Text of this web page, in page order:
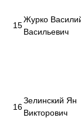
15
Журко
Васильевич
16
Зелинский Ян
Викторович